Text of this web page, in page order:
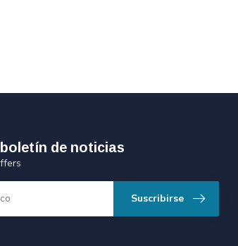
de noticias
Suscribirse